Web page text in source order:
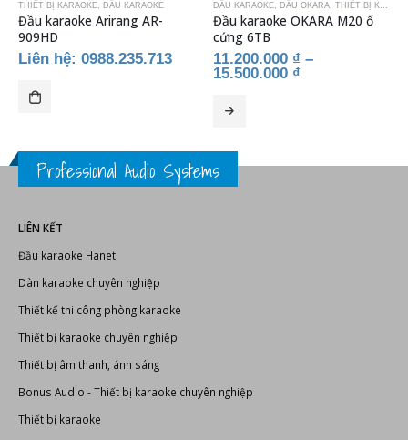
THIẾT BỊ KARAOKE, ĐẦU KARAOKE
Đầu karaoke Arirang AR-
909HD
Liên hệ: 0988.235.713
ĐẦU KARAOKE, ĐẦU OKARA, THIẾT BỊ KARAOKE
Đầu karaoke OKARA M20 ổ
cứng 6TB
11.200.000 ₫ –
15.500.000 ₫
Professional Audio Systems
LIÊN KẾT
Đầu karaoke Hanet
Dàn karaoke chuyên nghiệp
Thiết kế thi công phòng karaoke
Thiết bị karaoke chuyên nghiệp
Thiết bị âm thanh, ánh sáng
Bonus Audio -Thiết bị karaoke chuyên nghiệp
Thiết bị karaoke